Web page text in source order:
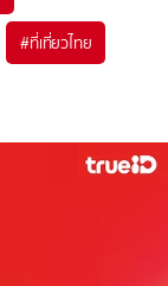
#ที่เที่ยวไทย